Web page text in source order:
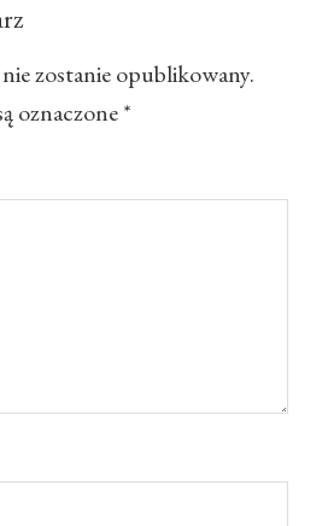
zostanie opublikowany.
oznaczone*